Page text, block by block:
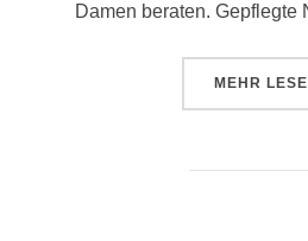
Damen beraten.
MEHR